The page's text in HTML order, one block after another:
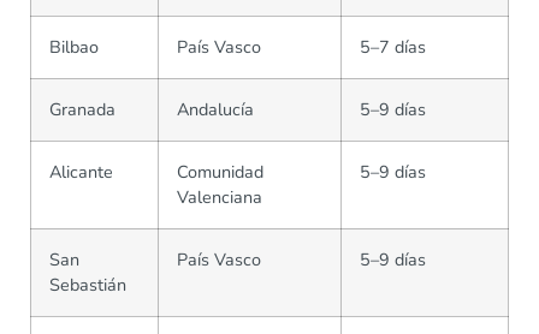
Bilbao País Vasco 5–7 días
Granada Andalucía 5–9 días
Alicante
Comunidad
Valenciana
5–9 días
San
Sebastián
País Vasco 5–9 días